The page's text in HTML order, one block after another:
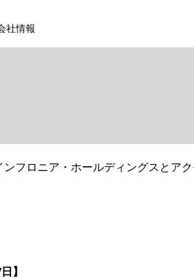
社情報
フロニア・ホールディングスとア
】